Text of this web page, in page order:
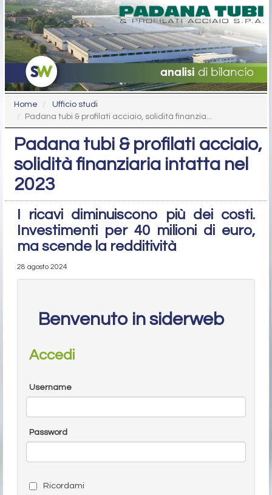
Home
Ufficio studi
Padana tubi & profilati acciaio, solidità finanzia...
Padana tubi & profilati acciaio,
solidità finanziaria intatta nel
2023
I ricavi diminuiscono più dei costi.
Investimenti per 40 milioni di euro,
ma scende la redditività
28 agosto 2024
Benvenuto in siderweb
Accedi
Username
Password
Ricordami